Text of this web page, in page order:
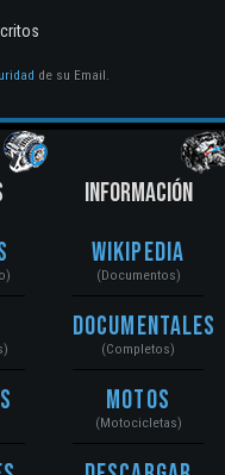
de su Email.
INFORMACIÓN
Wikipedia
(Documentos)
Documentales
(Completos)
Motos
(Motocicletas)